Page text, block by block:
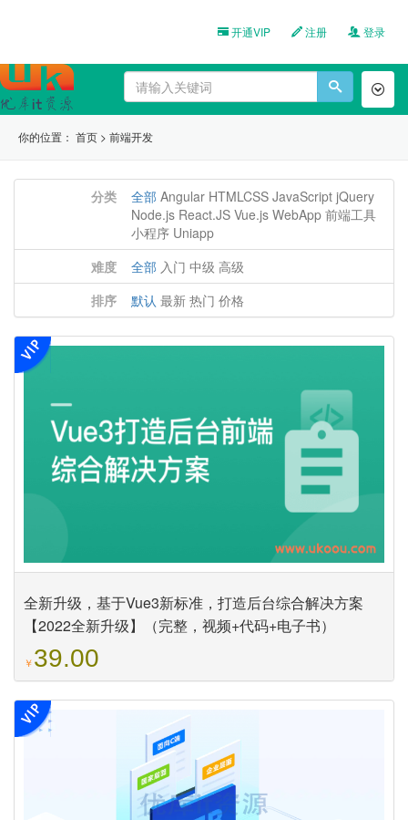
开通VIP 注册 登录
你的位置： 首页 > 前端开发
分类 全部 Angular HTMLCSS JavaScript jQuery
Node.js React.JS Vue.js WebApp 前端工具
小程序 Uniapp
难度
全部 入门 中级 高级
排序
默认 最新 热门 价格
全新升级，基于Vue3新标准，打造后台综合解决方案
【2022全新升级】（完整，视频+代码+电子书）
￥39.00